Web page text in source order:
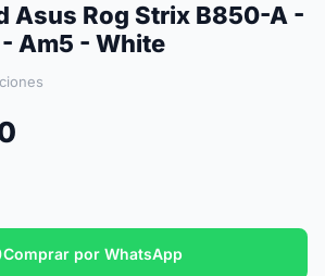
Asus Rog Strix B850-A -
Am5 - White
Comprar por WhatsApp